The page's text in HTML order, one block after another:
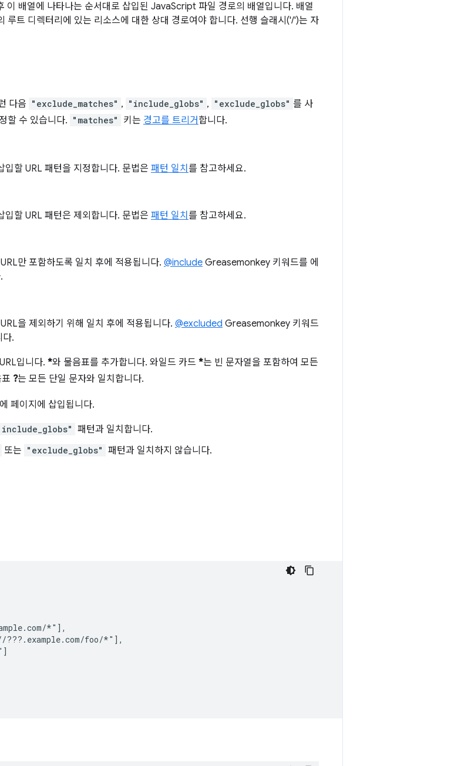
이 배열에 나타나는 순서대로 삽입된 JavaScript 파일 경로의 배열입니다. 배열
루트 디렉터리에 있는 리소스에 대한 상대 경로여야 합니다. 선행 슬래시('/')는 자
다음 "exclude_matches" , "include_globs" , "exclude_globs" 를 사
할 수 있습니다. "matches" 키는 경고를 트리거 합니다.
입할 URL 패턴을 지정합니다. 문법은 패턴 일치 를 참고하세요.
입할 URL 패턴은 제외합니다. 문법은 패턴 일치 를 참고하세요.
만 포함하도록 일치 후에 적용됩니다. @include Greasemonkey 키워드를 에
을 제외하기 위해 일치 후에 적용됩니다. @excluded Greasemonkey 키워드
다.
입니다. *와 물음표를 추가합니다. 와일드 카드 *는 빈 문자열을 포함하여 모든
?는 모든 단일 문자와 일치합니다.
페이지에 삽입됩니다.
패턴과 일치합니다.
또는 "exclude_globs" 패턴과 일치하지 않습니다.
*"],
???.example.com/foo/*"],